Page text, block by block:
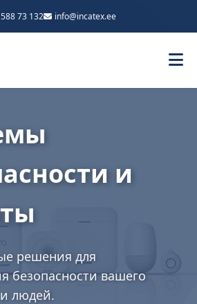
73 132 info@incatex.ee
и
решения для
безопасности вашего
людей.